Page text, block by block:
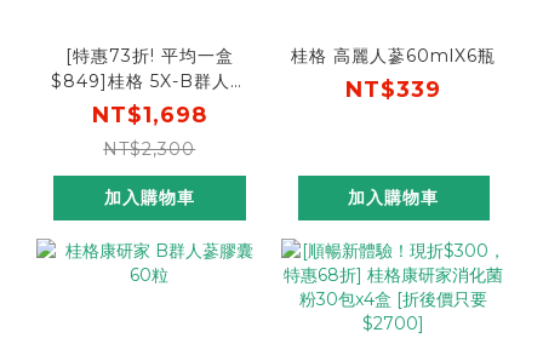
[特惠73折! 平均一盒
$849]桂格 5X-B群人蔘
濃縮精華飲15mlX16包X2
盒
NT$1,698
NT$2,300
加入購物車
桂格 高麗人蔘60mlX6瓶
NT$339
加入購物車